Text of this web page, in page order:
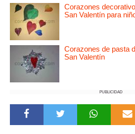
Corazones
San Valentín para
Corazones de pasta
San Valentín
PUBLICIDAD